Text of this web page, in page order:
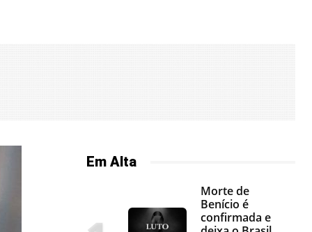
Em Alta
Morte de
Benício é
confirmada e